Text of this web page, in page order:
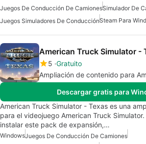
Juegos De Conducción De CamionesSimulador De
Juegos Simuladores De ConducciónSteam Para
American Truck Simulator -
5 Gratuito
Ampliación de contenido para
Descargar gratis para
American Truck Simulator - Texas es una
para el videojuego American Truck
instalar este pack de expansión,…
WindowsJuegos De Conducción De Camiones